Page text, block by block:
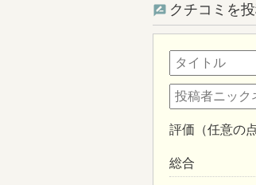
クチコミを
評価（任意の
総合